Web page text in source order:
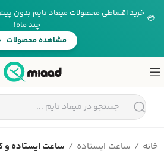
💳 خرید اقساطی محصولات میعاد تایم بدون
چند ماه!
مشاهده محصولات
خانه ساعت ایستاده ساعت ایستاده و